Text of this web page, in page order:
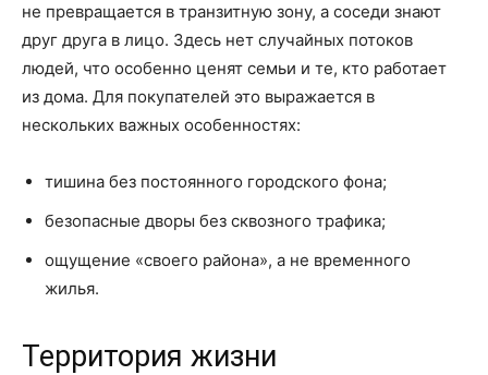
не превращается в транзитную зону, а соседи знают
друг друга в лицо. Здесь нет случайных потоков
людей, что особенно ценят семьи и те, кто работает
из дома. Для покупателей это выражается в
нескольких важных особенностях:
тишина без постоянного городского фона;
безопасные дворы без сквозного трафика;
ощущение «своего района», а не временного
жилья.
Территория жизни